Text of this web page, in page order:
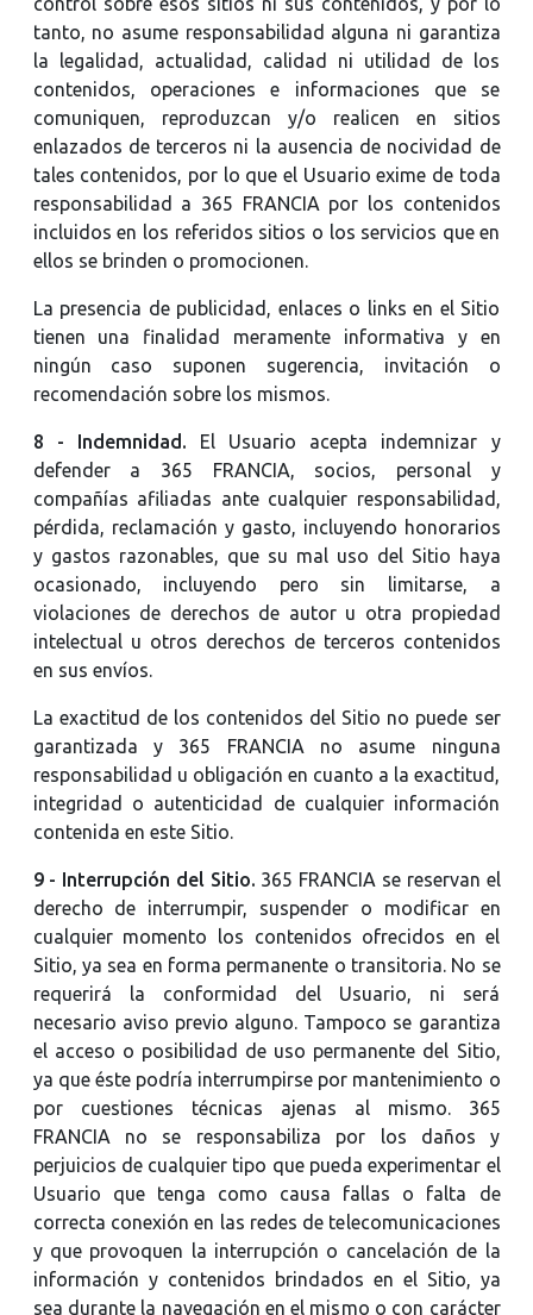
tanto, no asume responsabilidad alguna ni garantiza
la legalidad, actualidad, calidad ni utilidad de los
contenidos, operaciones e informaciones que se
comuniquen, reproduzcan y/o realicen en sitios
enlazados de terceros ni la ausencia de nocividad de
tales contenidos, por lo que el Usuario exime de toda
responsabilidad a 365 FRANCIA por los contenidos
incluidos en los referidos sitios o los servicios que en
ellos se brinden o promocionen.
La presencia de publicidad, enlaces o links en el Sitio
tienen una finalidad meramente informativa y en
ningún caso suponen sugerencia, invitación o
recomendación sobre los mismos.
8 - Indemnidad. El Usuario acepta indemnizar y
defender a 365 FRANCIA, socios, personal y
compañías afiliadas ante cualquier responsabilidad,
pérdida, reclamación y gasto, incluyendo honorarios
y gastos razonables, que su mal uso del Sitio haya
ocasionado, incluyendo pero sin limitarse, a
violaciones de derechos de autor u otra propiedad
intelectual u otros derechos de terceros contenidos
en sus envíos.
La exactitud de los contenidos del Sitio no puede ser
garantizada y 365 FRANCIA no asume ninguna
responsabilidad u obligación en cuanto a la exactitud,
integridad o autenticidad de cualquier información
contenida en este Sitio.
9 - Interrupción del Sitio. 365 FRANCIA se reservan el
derecho de interrumpir, suspender o modificar en
cualquier momento los contenidos ofrecidos en el
Sitio, ya sea en forma permanente o transitoria. No se
requerirá la conformidad del Usuario, ni será
necesario aviso previo alguno. Tampoco se garantiza
el acceso o posibilidad de uso permanente del Sitio,
ya que éste podría interrumpirse por mantenimiento o
por cuestiones técnicas ajenas al mismo. 365
FRANCIA no se responsabiliza por los daños y
perjuicios de cualquier tipo que pueda experimentar el
Usuario que tenga como causa fallas o falta de
correcta conexión en las redes de telecomunicaciones
y que provoquen la interrupción o cancelación de la
información y contenidos brindados en el Sitio, ya
sea durante la navegación en el mismo o con carácter